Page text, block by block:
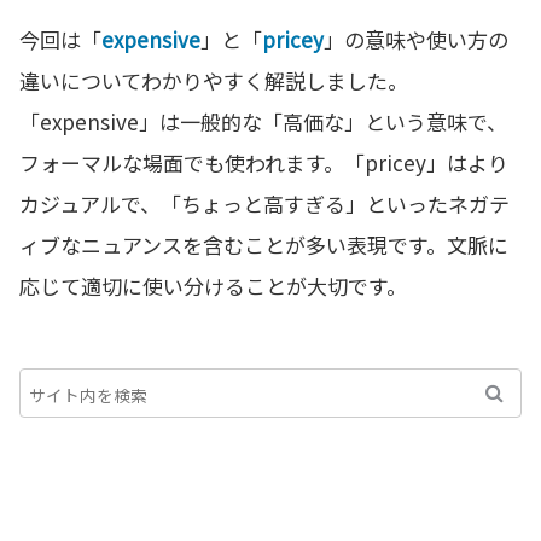
今回は「expensive」と「pricey」の意味や使い方の
違いについてわかりやすく解説しました。
「expensive」は一般的な「高価な」という意味で、
フォーマルな場面でも使われます。「pricey」はより
カジュアルで、「ちょっと高すぎる」といったネガテ
ィブなニュアンスを含むことが多い表現です。文脈に
応じて適切に使い分けることが大切です。